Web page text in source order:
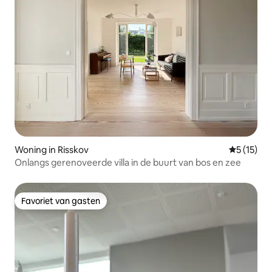
Woning in Risskov
5 (15)
Onlangs gerenoveerde villa in de buurt van bos en zee
Favoriet van gasten
Favoriet van gasten